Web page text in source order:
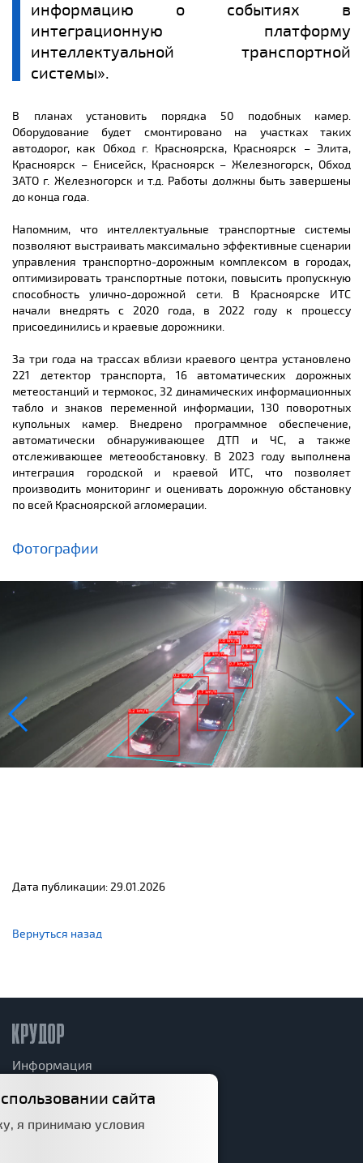
информацию о событиях в
интеграционную платформу
интеллектуальной транспортной
системы».
В планах установить порядка 50 подобных камер.
Оборудование будет смонтировано на участках таких
автодорог, как Обход г. Красноярска, Красноярск – Элита,
Красноярск – Енисейск, Красноярск – Железногорск, Обход
ЗАТО г. Железногорск и т.д. Работы должны быть завершены
до конца года.
Напомним, что интеллектуальные транспортные системы
позволяют выстраивать максимально эффективные сценарии
управления транспортно-дорожным комплексом в городах,
оптимизировать транспортные потоки, повысить пропускную
способность улично-дорожной сети. В Красноярске ИТС
начали внедрять с 2020 года, в 2022 году к процессу
присоединились и краевые дорожники.
За три года на трассах вблизи краевого центра установлено
221 детектор транспорта, 16 автоматических дорожных
метеостанций и термокос, 32 динамических информационных
табло и знаков переменной информации, 130 поворотных
купольных камер. Внедрено программное обеспечение,
автоматически обнаруживающее ДТП и ЧС, а также
отслеживающее метеообстановку. В 2023 году выполнена
интеграция городской и краевой ИТС, что позволяет
производить мониторинг и оценивать дорожную обстановку
по всей Красноярской агломерации.
Фотографии
Дата публикации: 29.01.2026
Вернуться назад
Информация
Дорожный фонд
Структура
сайта
я принимаю условия